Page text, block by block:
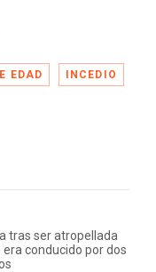
EDAD INCEDIO
tras ser atropellada
conducido por dos